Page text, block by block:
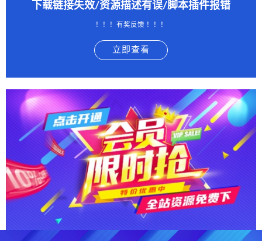
下载链接失效/资源描述有误/脚本插件报错
！！！有奖反馈 ！！！
立即查看